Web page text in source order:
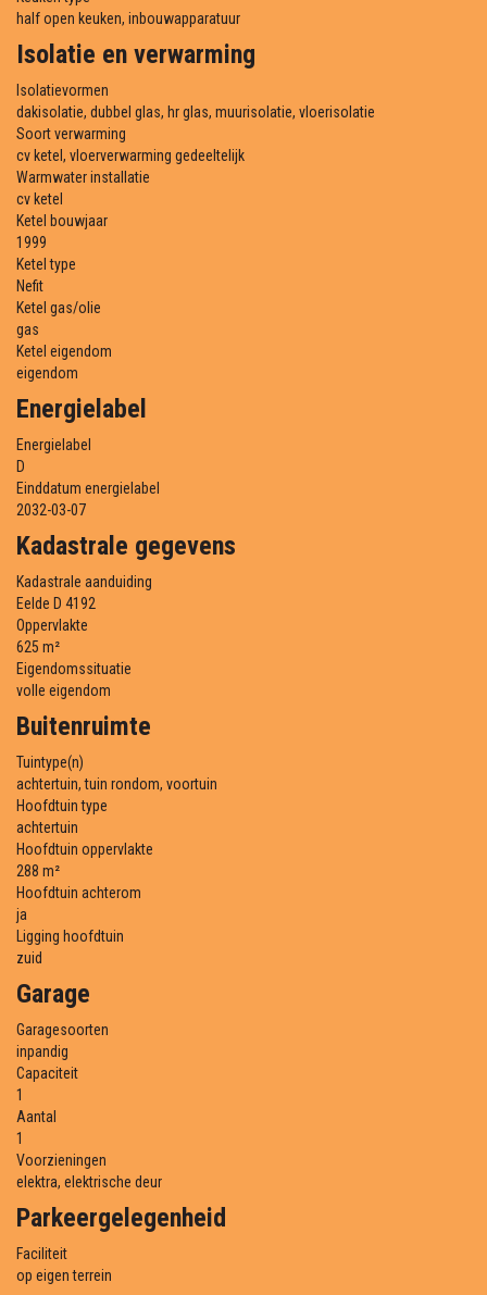
half open keuken, inbouwapparatuur
Isolatie en verwarming
Isolatievormen
dakisolatie, dubbel glas, hr glas, muurisolatie, vloerisolatie
Soort verwarming
cv ketel, vloerverwarming gedeeltelijk
Warmwater installatie
cv ketel
Ketel bouwjaar
1999
Ketel type
Nefit
Ketel gas/olie
gas
Ketel eigendom
eigendom
Energielabel
Energielabel
D
Einddatum energielabel
2032-03-07
Kadastrale gegevens
Kadastrale aanduiding
Eelde D 4192
Oppervlakte
625 m²
Eigendomssituatie
volle eigendom
Buitenruimte
Tuintype(n)
achtertuin, tuin rondom, voortuin
Hoofdtuin type
achtertuin
Hoofdtuin oppervlakte
288 m²
Hoofdtuin achterom
ja
Ligging hoofdtuin
zuid
Garage
Garagesoorten
inpandig
Capaciteit
1
Aantal
1
Voorzieningen
elektra, elektrische deur
Parkeergelegenheid
Faciliteit
op eigen terrein